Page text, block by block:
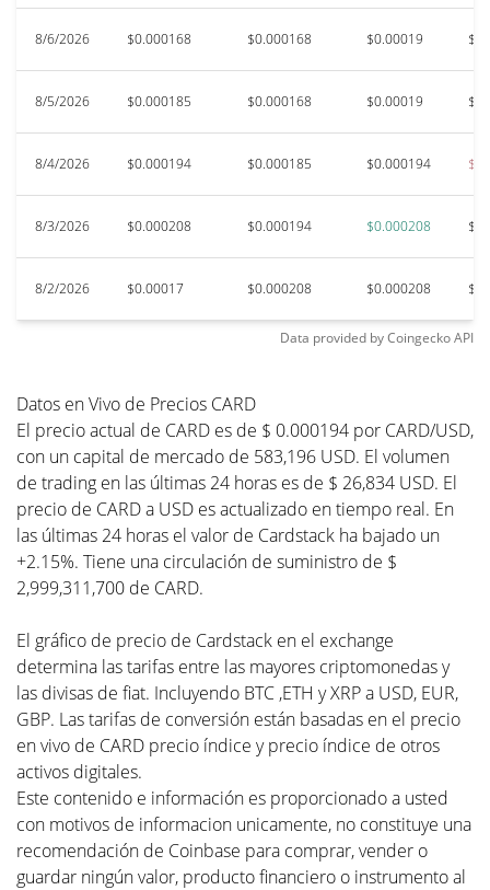
8/6/2026 $0.000168 $0.000168 $0.00019
8/5/2026 $0.000185 $0.000168 $0.00019
8/4/2026 $0.000194 $0.000185 $0.000194
8/3/2026 $0.000208 $0.000194 $0.000208
8/2/2026 $0.00017 $0.000208 $0.000208
Data provided byCoingeckoAPI
Datos en Vivo de Precios CARD
El precio actual de CARD es de $ 0.000194 por CARD/USD,
con un capital de mercado de 583,196 USD. El volumen
de trading en las últimas 24 horas es de $ 26,834 USD. El
precio de CARD a USD es actualizado en tiempo real. En
las últimas 24 horas el valor de Cardstack ha bajado un
+2.15%. Tiene una circulación de suministro de $
2,999,311,700 de CARD.
El gráfico de precio de Cardstack en el exchange
determina las tarifas entre las mayores criptomonedas y
las divisas de fiat. Incluyendo BTC ,ETH y XRP a USD, EUR,
GBP. Las tarifas de conversión están basadas en el precio
en vivo de CARD precio índice y precio índice de otros
activos digitales.
Este contenido e información es proporcionado a usted
con motivos de informacion unicamente, no constituye una
recomendación de Coinbase para comprar, vender o
guardar ningún valor, producto financiero o instrumento al